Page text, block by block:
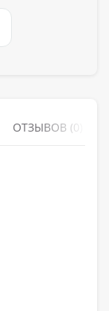
ОТЗЫВОВ (0)